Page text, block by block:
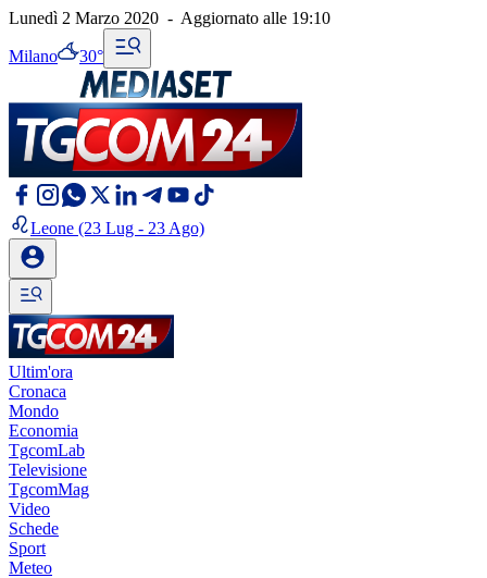
Lunedì 2 Marzo 2020 - Aggiornato alle 19:10
Milano 30°
Leone (23 Lug - 23 Ago)
Ultim'ora
Cronaca
Mondo
Economia
TgcomLab
Televisione
TgcomMag
Video
Schede
Sport
Meteo